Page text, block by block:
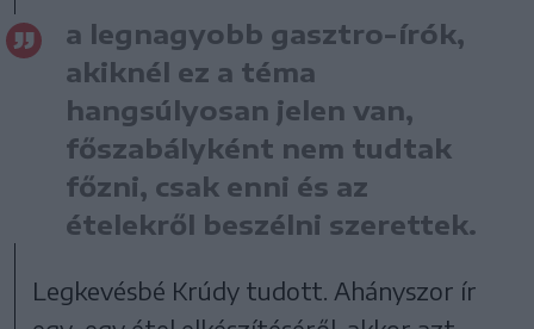
a legnagyobb gasztro-írók,
akiknél ez a téma
hangsúlyosan jelen van,
főszabályként nem tudtak
főzni, csak enni és az
ételekről beszélni szerettek.
Legkevésbé Krúdy tudott. Ahányszor ír